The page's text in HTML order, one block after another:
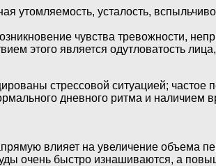
усталость,
чувства тревожности,
этого является одутловатость
стрессовой ситуацией;
дневного ритма и наличием
влияет на увеличение объема
очень быстро изнашиваются, а